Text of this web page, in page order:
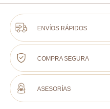
ENVÍOS RÁPIDOS
COMPRA SEGURA
ASESORÍAS